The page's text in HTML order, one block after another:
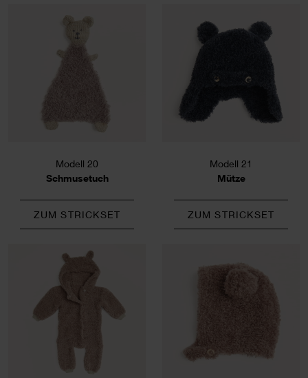
Modell 20
Schmusetuch
ZUM STRICKSET
Modell 21
Mütze
ZUM STRICKSET